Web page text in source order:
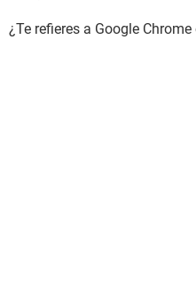
¿Te refieres a Google